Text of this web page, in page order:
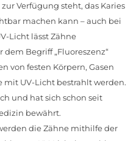
Verfügung steht, das Karies
machen kann – auch bei
Licht lässt Zähne
Begriff „Fluoreszenz“
von festen Körpern, Gasen
mit UV-Licht bestrahlt werden.
und hat sich schon seit
bewährt.
die Zähne mithilfe der